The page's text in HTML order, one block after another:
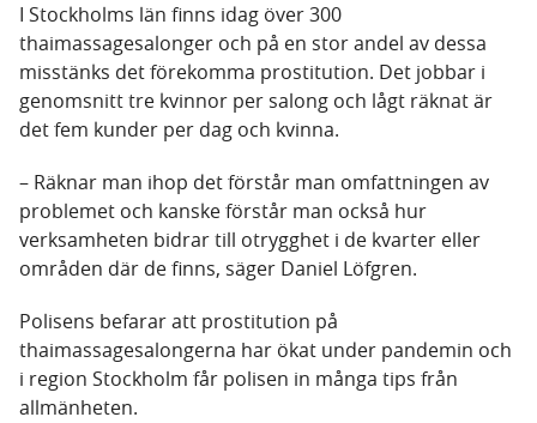
I Stockholms län finns idag över 300
thaimassagesalonger och på en stor andel av dessa
misstänks det förekomma prostitution. Det jobbar i
genomsnitt tre kvinnor per salong och lågt räknat är
det fem kunder per dag och kvinna.
– Räknar man ihop det förstår man omfattningen av
problemet och kanske förstår man också hur
verksamheten bidrar till otrygghet i de kvarter eller
områden där de finns, säger Daniel Löfgren.
Polisens befarar att prostitution på
thaimassagesalongerna har ökat under pandemin och
i region Stockholm får polisen in många tips från
allmänheten.